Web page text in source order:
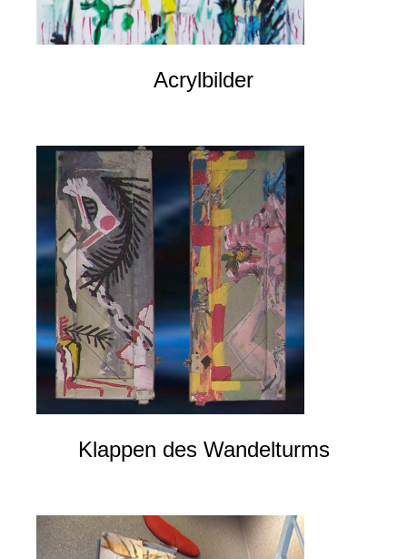
Acrylbilder
Klappen des Wandelturms